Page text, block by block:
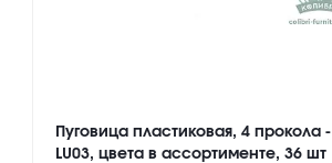
Пуговица пластиковая, 4 прокола -
LU03, цвета в ассортименте, 36 шт